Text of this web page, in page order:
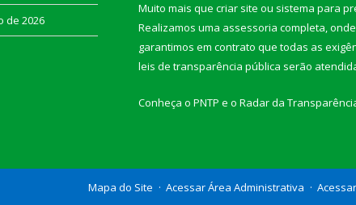
de 2026
Muito mais que criar site ou sistema para
Realizamos uma assessoria completa, onde
garantimos em contrato que todas as
leis de transparência pública serão
Conheça o PNTP e o Radar da
Mapa do Site Acessar Área Administrativa